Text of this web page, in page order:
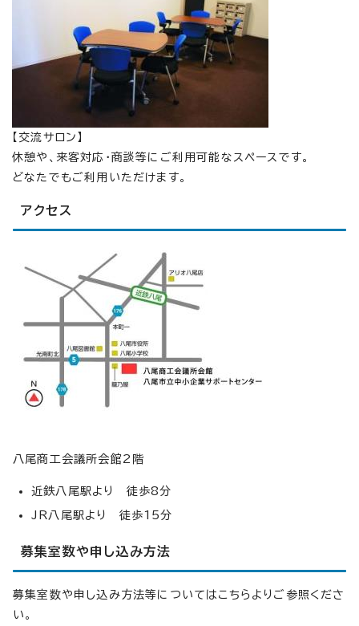
【交流サロン】
休憩や、来客対応・商談等にご利用可能なスペースです。
どなたでもご利用いただけます。
アクセス
八尾商工会議所会館2階
近鉄八尾駅より 徒歩8分
JR八尾駅より 徒歩15分
募集室数や申し込み方法
募集室数や申し込み方法等についてはこちらよりご参照くださ
い。